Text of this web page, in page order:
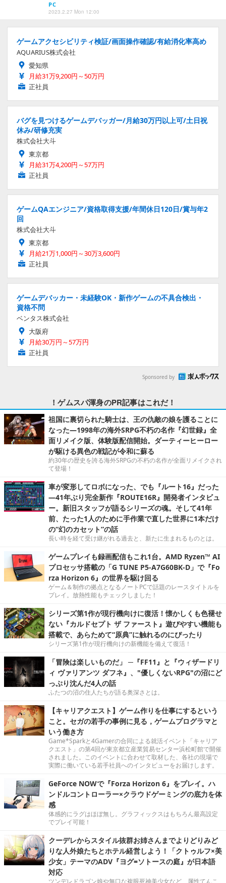
PC
2023.2.27 Mon 12:00
ゲームアクセシビリティ検証/画面操作確認/有給消化率高め
AQUARIUS株式会社
愛知県
月給31万9,200円～50万円
正社員
バグを見つけるゲームデバッガー/月給30万円以上可/土日祝
休み/研修充実
株式会社大斗
東京都
月給31万4,200円～57万円
正社員
ゲームQAエンジニア/資格取得支援/年間休日120日/賞与年2
回
株式会社大斗
東京都
月給21万1,000円～30万3,600円
正社員
ゲームデバッカー・未経験OK・新作ゲームの不具合検出・
資格不問
ベンタス株式会社
大阪府
月給30万円～57万円
正社員
Sponsored by
！ゲムスパ渾身のPR記事はこれだ！
祖国に裏切られた騎士は、王の仇敵の娘を護ることに
なった―1998年の海外SRPG不朽の名作『幻世録』全
面リメイク版、体験版配信開始。ダーティーヒーロー
が駆ける異色の戦記が令和に蘇る
約30年の歴史を誇る海外SRPGの不朽の名作が全面リメイクされ
て登場！
車が変形してロボになった、でも『ルート16』だった
―41年ぶり完全新作『ROUTE16R』開発者インタビュ
ー。新旧スタッフが語るシリーズの魂。そして41年
前、たった1人のために手作業で直した世界に1本だけ
の“幻のカセット”の話
長い時を経て受け継がれる過去と、新たに生まれるものとは。
ゲームプレイも録画配信もこれ1台。AMD Ryzen™ AI
プロセッサ搭載の「G TUNE P5-A7G60BK-D」で『Fo
rza Horizon 6』の世界を駆け回る
ゲーム＆制作の拠点となるノートPCで話題のレースタイトルを
プレイ。放熱性能もチェックしました！
シリーズ第1作が現行機向けに復活！懐かしくも色褪せ
ない『カルドセプト ザ ファースト』遊びやすい機能も
搭載で、あらためて“原典”に触れるのにぴったり
シリーズ第1作が現行機向けの新機能を備えて復活！
「冒険は楽しいものだ」 ─『FF11』と『ウィザードリ
ィ ヴァリアンツ ダフネ』、"優しくないRPG"の沼にど
っぷり沈んだ4人の話
ふたつの沼の住人たちが語る奥深さとは。
【キャリアクエスト】ゲーム作りを仕事にするという
こと。セガの若手の事例に見る，ゲームプログラマと
いう働き方
Game*Sparkと4Gamerの合同による就活イベント「キャリア
クエスト」の第4回が東京都立産業貿易センター浜松町館で開催
されました。このイベントに合わせて取材した、各社の現場で
実際に働いている若手社員へのインタビューをお届けします。
GeForce NOWで『Forza Horizon 6』をプレイ。ハ
ンドルコントローラー×クラウドゲーミングの底力を体
感
体感的にラグはほぼ無し。グラフィックスはもちろん最高設定
でプレイ可能！
クーデレからスタイル抜群お姉さんまでよりどりみど
りな人外娘たちとホテル経営しよう！「クトゥルフ×美
少女」テーマのADV『ヨグ=ソトースの庭』が日本語
対応